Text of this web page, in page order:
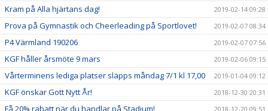
Kram på Alla hjärtans dag! 2019-02-14 09:28
Prova på Gymnastik och Cheerleading på Sportlovet! 2019-02-07 08:34
P4 Värmland 190206 2019-02-07 07:56
KGF håller årsmöte 9 mars 2019-02-06 09:15
Vårterminens lediga platser släpps måndag 7/1 kl 17,00 2019-01-04 09:12
KGF önskar Gott Nytt År! 2018-12-30 20:31
Få 20% rabatt när du handlar på Stadium! 2018-12-20 09:51